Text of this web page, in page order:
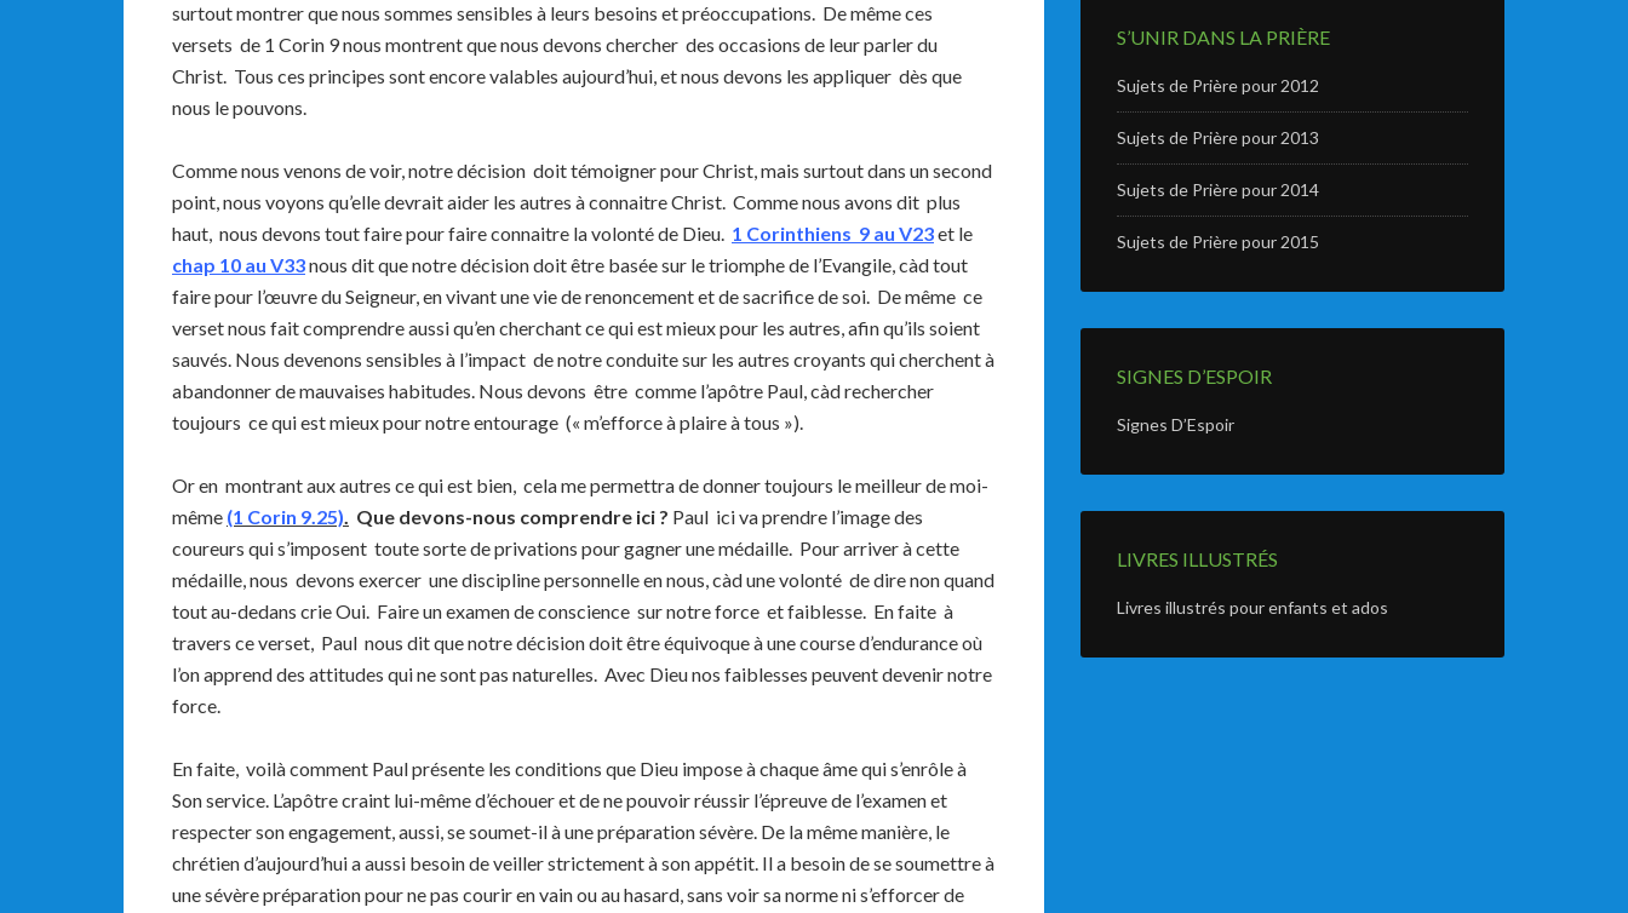
surtout montrer que nous sommes sensibles à leurs besoins et préoccupations. De même ces
versets de 1 Corin 9 nous montrent que nous devons chercher des occasions de leur parler du
Christ. Tous ces principes sont encore valables aujourd’hui, et nous devons les appliquer dès que
nous le pouvons.
Comme nous venons de voir, notre décision doit témoigner pour Christ, mais surtout dans un second
point, nous voyons qu’elle devrait aider les autres à connaitre Christ. Comme nous avons dit plus
haut, nous devons tout faire pour faire connaitre la volonté de Dieu. 1 Corinthiens 9 au V23et le
chap 10 au V33nous dit que notre décision doit être basée sur le triomphe de l’Evangile, càd tout
faire pour l’œuvre du Seigneur, en vivant une vie de renoncement et de sacrifice de soi. De même ce
verset nous fait comprendre aussi qu’en cherchant ce qui est mieux pour les autres, afin qu’ils soient
sauvés. Nous devenons sensibles à l’impact de notre conduite sur les autres croyants qui cherchent à
abandonner de mauvaises habitudes. Nous devons être comme l’apôtre Paul, càd rechercher
toujours ce qui est mieux pour notre entourage (« m’efforce à plaire à tous »).
Or en montrant aux autres ce qui est bien, cela me permettra de donner toujours le meilleur de moi-
même (1 Corin 9.25). Que devons-nous comprendre ici ? Paul ici va prendre l’image des
coureurs qui s’imposent toute sorte de privations pour gagner une médaille. Pour arriver à cette
médaille, nous devons exercer une discipline personnelle en nous, càd une volonté de dire non quand
tout au-dedans crie Oui. Faire un examen de conscience sur notre force et faiblesse. En faite à
travers ce verset, Paul nous dit que notre décision doit être équivoque à une course d’endurance où
l’on apprend des attitudes qui ne sont pas naturelles. Avec Dieu nos faiblesses peuvent devenir notre
force.
En faite, voilà comment Paul présente les conditions que Dieu impose à chaque âme qui s’enrôle à
Son service. L’apôtre craint lui-même d’échouer et de ne pouvoir réussir l’épreuve de l’examen et
respecter son engagement, aussi, se soumet-il à une préparation sévère. De la même manière, le
chrétien d’aujourd’hui a aussi besoin de veiller strictement à son appétit. Il a besoin de se soumettre à
une sévère préparation pour ne pas courir en vain ou au hasard, sans voir sa norme ni s’efforcer de
S’UNIR DANS LA PRIÈRE
Sujets de Prière pour 2012
Sujets de Prière pour 2013
Sujets de Prière pour 2014
Sujets de Prière pour 2015
SIGNES D’ESPOIR
Signes D’Espoir
LIVRES ILLUSTRÉS
Livres illustrés pour enfants et ados